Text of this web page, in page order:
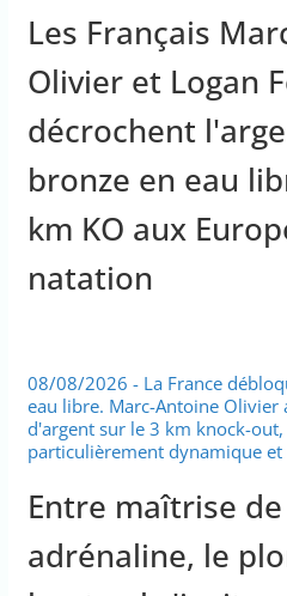
Les Français
Olivier et Logan
décrochent
bronze en eau
km KO aux
natation
08/08/2026 - La France
eau libre. Marc-Antoine Olivier
d'argent sur le 3 km knock-
particulièrement dynamique et
Entre maîtrise
adrénaline, le